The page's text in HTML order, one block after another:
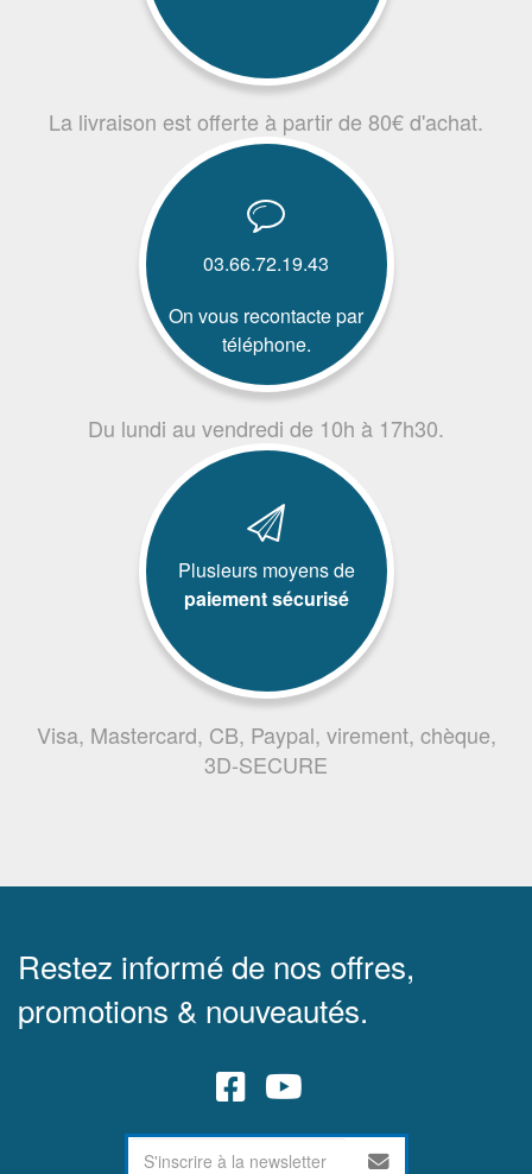
La livraison est offerte à partir de 80€ d'achat.
03.66.72.19.43
On vous recontacte par
téléphone.
Du lundi au vendredi de 10h à 17h30.
Plusieurs moyens de
paiement sécurisé
Visa, Mastercard, CB, Paypal, virement, chèque,
3D-SECURE
Restez informé de nos offres,
promotions & nouveautés.